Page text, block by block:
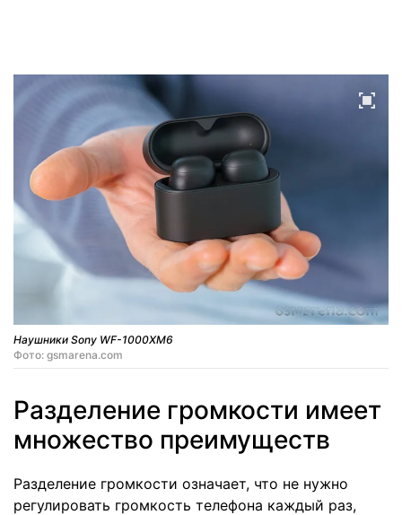
Наушники Sony WF-1000XM6
Фото: gsmarena.com
Разделение громкости имеет
множество преимуществ
Разделение громкости означает, что не нужно
регулировать громкость телефона каждый раз,